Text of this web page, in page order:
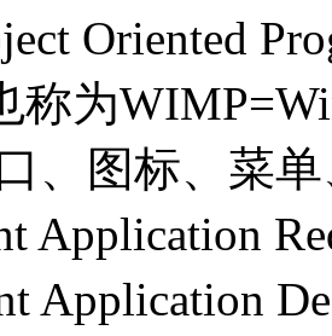
Oriented
称为
、图标、菜
Application
Application